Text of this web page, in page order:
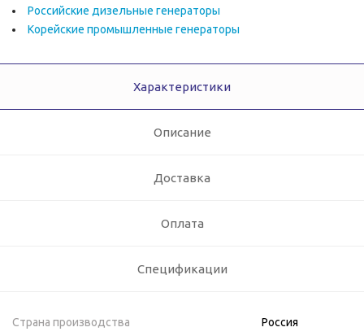
Российские дизельные генераторы
Корейские промышленные генераторы
Характеристики
Описание
Доставка
Оплата
Спецификации
Страна производства
Россия